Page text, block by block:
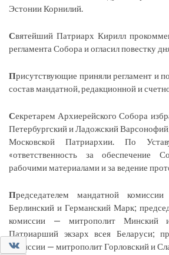
0
Эстонии Корнилий.
Святейший Патриарх Кирилл
регламента Собора и огласил повестку
Присутствующие приняли регламент и
состав мандатной, редакционной и
Секретарем Архиерейского Собора
Петербургский и Ладожский
Московской Патриархии. По
«ответственность за обеспечение
рабочими материалами и за ведение
Председателем мандатной
Берлинский и Германский Марк;
комиссии — митрополит Минский
Патриарший экзарх всея Беларуси;
комиссии — митрополит Горловский и